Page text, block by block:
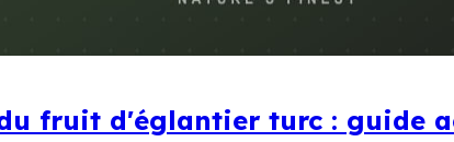
fruit d'églantier turc : guide